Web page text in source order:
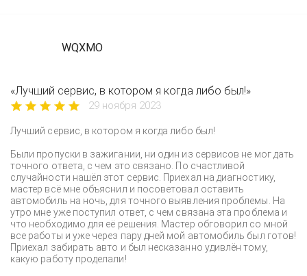
WQXMO
«Лучший сервис, в котором я когда либо был!»
29 ноября 2023
Лучший сервис, в котором я когда либо был!
Были пропуски в зажигании, ни один из сервисов не мог дать
точного ответа, с чем это связано. По счастливой
случайности нашёл этот сервис. Приехал на диагностику,
мастер всё мне объяснил и посоветовал оставить
автомобиль на ночь, для точного выявления проблемы. На
утро мне уже поступил ответ, с чем связана эта проблема и
что необходимо для её решения. Мастер обговорил со мной
все работы и уже через пару дней мой автомобиль был готов!
Приехал забирать авто и был несказанно удивлён тому,
какую работу проделали!